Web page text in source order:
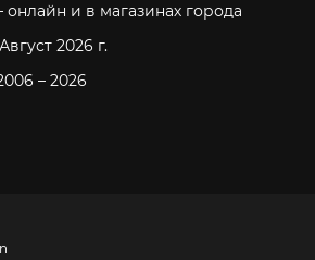
и в магазинах города
2026 г.
– 2026